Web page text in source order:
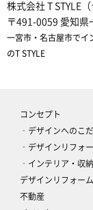
株式会社 T STYLE
〒491-0059 愛知県
一宮市・名古屋市でイ
のT STYLE
コンセプト
‐デザインへのこ
‐デザインリフォ
‐インテリア・収
デザインリフォー
不動産